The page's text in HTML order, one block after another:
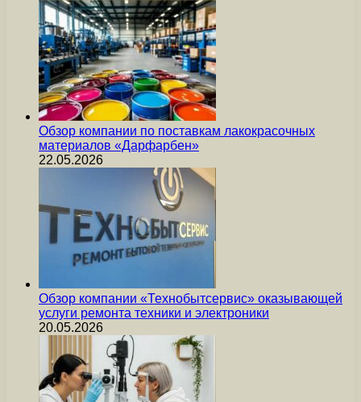
Обзор компании по поставкам лакокрасочных
материалов «Дарфарбен»
22.05.2026
Обзор компании «Технобытсервис» оказывающей
услуги ремонта техники и электроники
20.05.2026